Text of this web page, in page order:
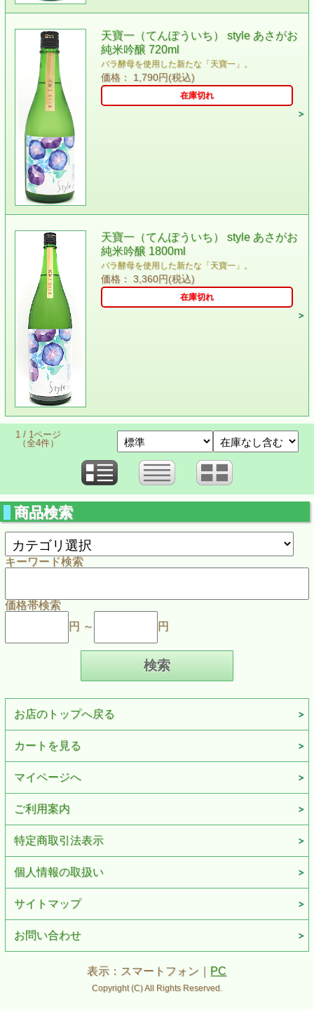
天寶一（てんぽういち） style あさがお
純米吟醸 720ml
バラ酵母を使用した新たな「天寶一」。
価格： 1,790円(税込)
在庫切れ
天寶一（てんぽういち） style あさがお
純米吟醸 1800ml
バラ酵母を使用した新たな「天寶一」。
価格： 3,360円(税込)
在庫切れ
1 / 1ページ
（全4件）
商品検索
キーワード検索
価格帯検索
円 ～
円
お店のトップへ戻る
カートを見る
マイページへ
ご利用案内
特定商取引法表示
個人情報の取扱い
サイトマップ
お問い合わせ
表示：スマートフォン｜ PC
Copyright (C) All Rights Reserved.